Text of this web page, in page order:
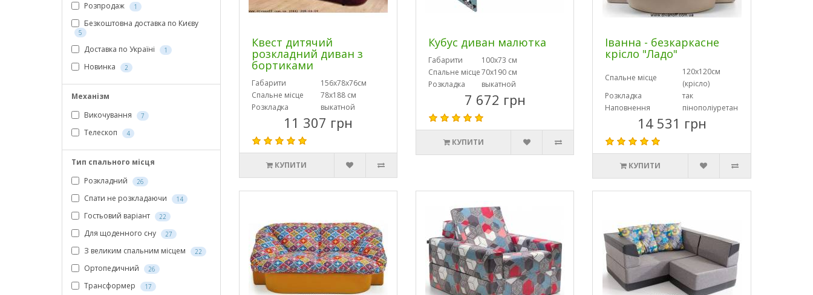
Розпродаж 1
Безкоштовна доставка по Києву
5
Доставка по Україні 1
Новинка 2
Механізм
Викочування
7
Телескоп 4
Тип спального місця
Розкладний
26
Спати не розкладаючи 14
Гостьовий варіант 22
Для щоденного сну 27
З великим спальним місцем 22
Ортопедичний 26
Трансформер 17
Квест дитячий
розкладний диван з
бортиками
Габарити
156х78х76см
Спальне місце
78х188 см
Розкладка
выкатной
11 307 грн
КУПИТИ
Кубус диван малютка
Габарити
100х73 см
Спальне місце70х190 см
Розкладка
выкатной
7 672 грн
КУПИТИ
Іванна - безкаркасне
крісло "Ладо"
Спальне місце
120х120см
(крісло)
Розкладка
так
Наповнення
пінополіуретан
14 531 грн
КУПИТИ